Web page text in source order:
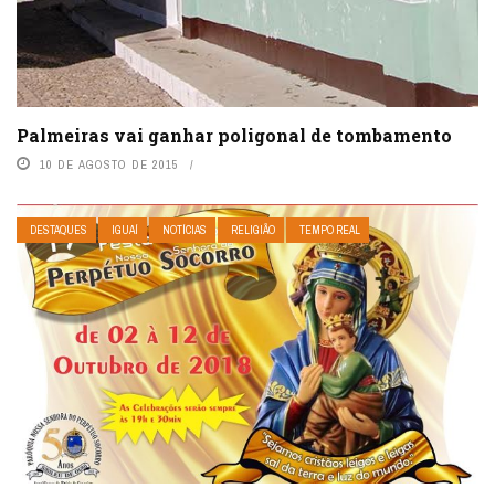
Palmeiras vai ganhar poligonal de tombamento
10 DE AGOSTO DE 2015
DESTAQUES IGUAÍ NOTÍCIAS RELIGIÃO TEMPO REAL